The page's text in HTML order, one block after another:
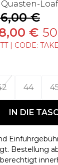
€
€
| CODE:
44
IN DIE
Bestellung